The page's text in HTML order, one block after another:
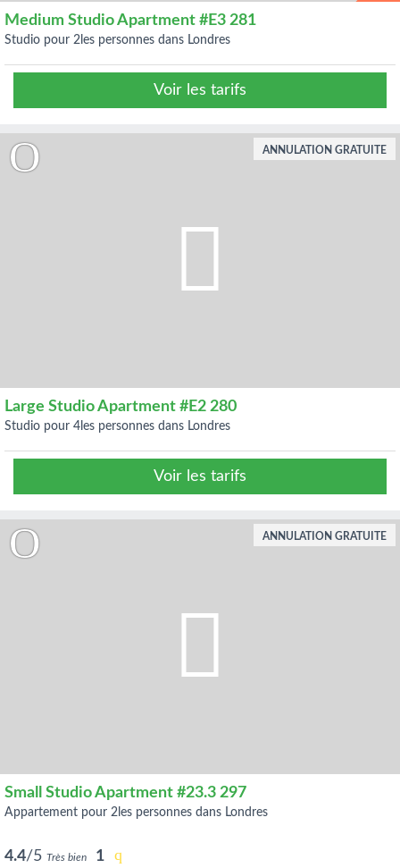
Medium Studio Apartment #E3 281
studio pour 2les personnes dans Londres
Voir les tarifs
Large Studio Apartment #E2 280
studio pour 4les personnes dans Londres
Voir les tarifs
ANNULATION GRATUITE
Small Studio Apartment #23.3 297
appartement pour 2les personnes dans Londres
4.4/5 Très bien 1
ANNULATION GRATUITE